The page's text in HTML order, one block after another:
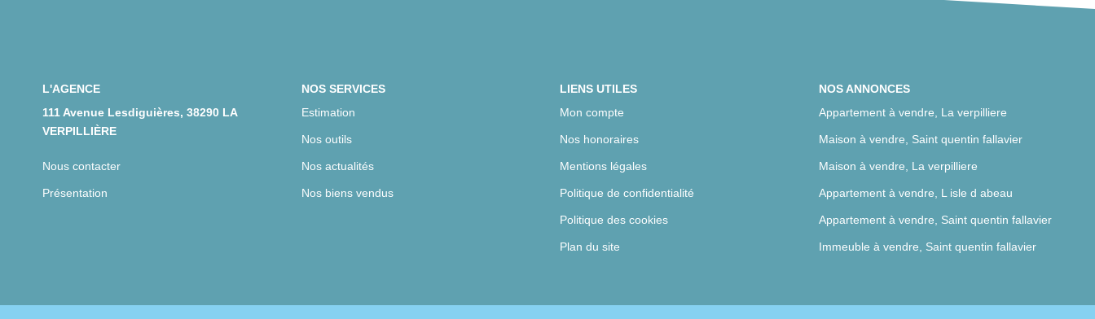
L'AGENCE
111 Avenue Lesdiguières, 38290 LA
VERPILLIÈRE
Nous contacter
Présentation
NOS SERVICES
Estimation
Nos outils
Nos actualités
Nos biens vendus
LIENS UTILES
Mon compte
Nos honoraires
Mentions légales
Politique de confidentialité
Politique des cookies
Plan du site
NOS ANNONCES
Appartement à vendre, La verpilliere
Maison à vendre, Saint quentin fallavier
Maison à vendre, La verpilliere
Appartement à vendre, L isle d abeau
Appartement à vendre, Saint quentin fallavier
Immeuble à vendre, Saint quentin fallavier